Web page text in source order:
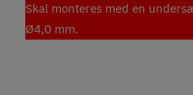
Skal monteres med en
Ø4,0 mm.